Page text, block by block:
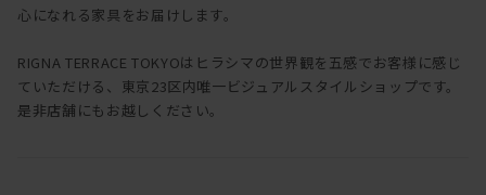
心になれる家具をお届けします。
RIGNA TERRACE TOKYOはヒラシマの世界観を五感でお客様に感じ
ていただける、東京23区内唯一ビジュアルスタイルショップです。
是非店舗にもお越しください。